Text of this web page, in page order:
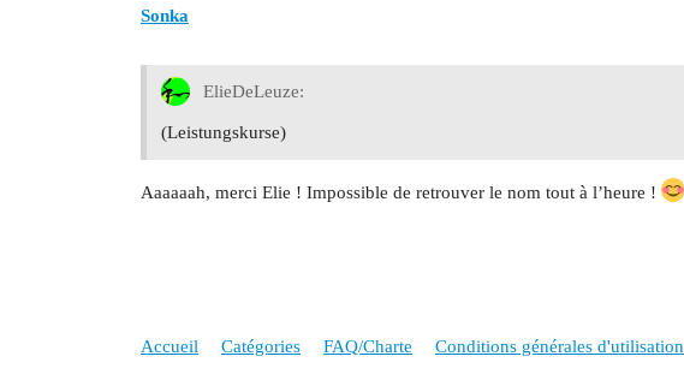
Sonka
ElieDeLeuze:
(Leistungskurse)
Aaaaaah, merci Elie ! Impossible de retrouver le nom tout à l’heure !
Accueil Catégories FAQ/Charte Conditions générales d'utilisation